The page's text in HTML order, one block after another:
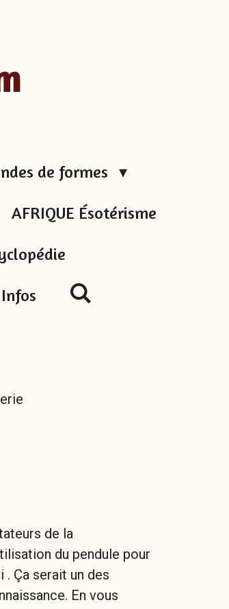
de formes
AFRIQUE Ésotérisme
de la
du pendule pour
Ça serait un des
En vous